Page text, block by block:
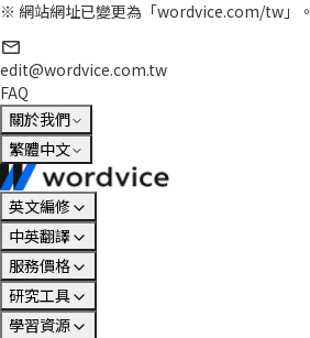
※ 網站網址已變更為「wordvice.com/tw」。
edit@wordvice.com.tw
FAQ
關於我們
繁體中文
英文編修
中英翻譯
服務價格
研究工具
學習資源